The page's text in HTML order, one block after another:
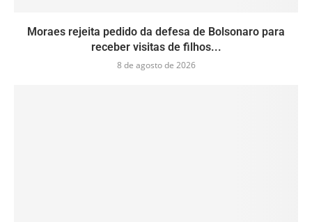
Moraes rejeita pedido da defesa de Bolsonaro para
receber visitas de filhos...
8 de agosto de 2026